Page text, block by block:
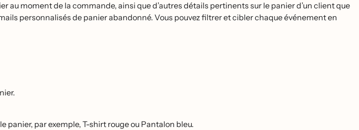
au moment de la commande, ainsi que d’autres détails pertinents sur le panier d’un client que
personnalisés de panier abandonné. Vous pouvez filtrer et cibler chaque événement en
panier, par exemple, T-shirt rouge ou Pantalon bleu.